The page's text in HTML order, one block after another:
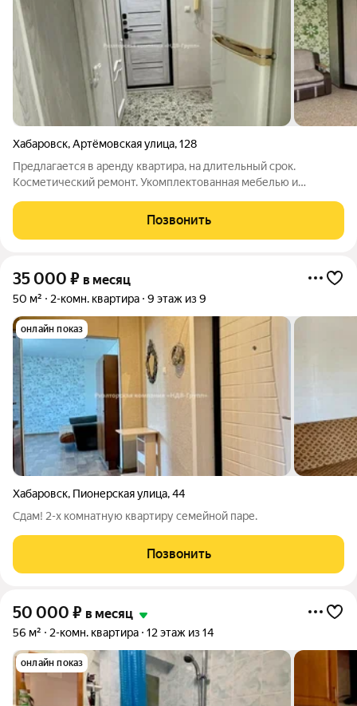
Хабаровск,Артёмовская улица,128
Предлагается в аренду квартира, на длительный срок.
Косметический ремонт. Укомплектованная мебелью и
Позвонить
35 000 ₽ в месяц
50 м² 2-комн. квартира 9 этаж из 9
онлайн показ
Хабаровск, Пионерская улица,44
Сдам! 2-х комнатную квартиру семейной паре.
Позвонить
50 000 ₽ в месяц
56 м² 2-комн. квартира 12 этаж из 14
онлайн показ